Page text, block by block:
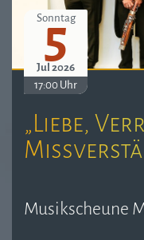
Sonntag
5
Jul 2026
17:00 Uhr
„Liebe,
Musikscheune